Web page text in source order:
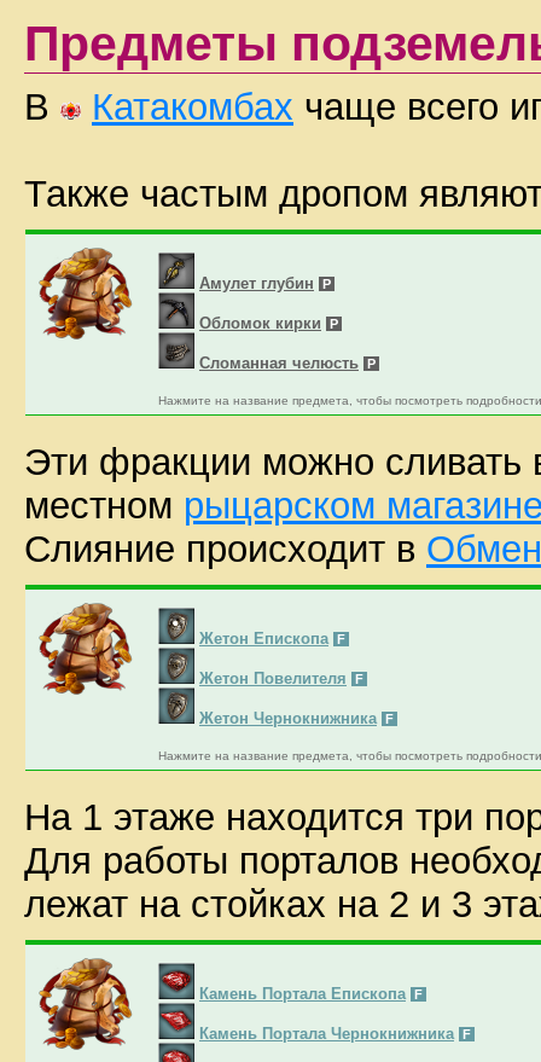
Предметы
В Катакомбах чаще всего
Также частым дропом
Амулет глубин P
Обломок кирки P
Сломанная челюсть P
Нажмите на название предмета, чтобы посмотреть
Эти фракции можно сливать
местном рыцарском
Слияние происходит в
Жетон Епископа F
Жетон Повелителя F
Жетон Чернокнижника F
Нажмите на название предмета, чтобы посмотреть
На 1 этаже находится три
Для работы порталов
лежат на стойках на 2 и 3
Камень Портала Епископа F
Камень Портала Чернокнижника F